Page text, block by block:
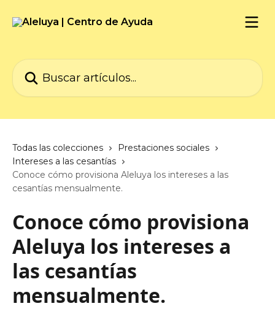
Buscar artículos...
Todas las colecciones
Prestaciones sociales
Intereses a las cesantías
Conoce cómo provisiona Aleluya los intereses a las
cesantías mensualmente.
Conoce cómo provisiona
Aleluya los intereses a
las cesantías
mensualmente.